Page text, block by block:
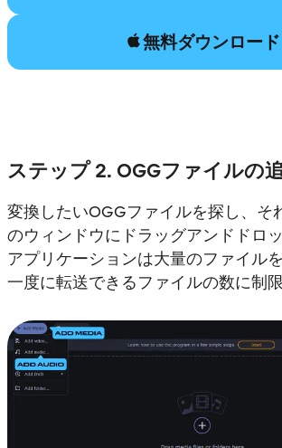
無料ダウンロード
ステップ 2. OGGファイルの
変換したいOGGファイルを探し、そ
のウィンドウにドラッグアンドドロ
アプリケーションは大量のファイル
一度に転送できるファイルの数に制